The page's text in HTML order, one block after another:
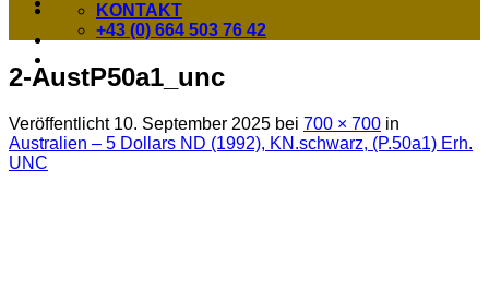
KONTAKT
+43 (0) 664 503 76 42
2-AustP50a1_unc
Veröffentlicht 10. September 2025 bei 700 × 700 in
Australien – 5 Dollars ND (1992), KN.schwarz, (P.50a1) Erh.
UNC